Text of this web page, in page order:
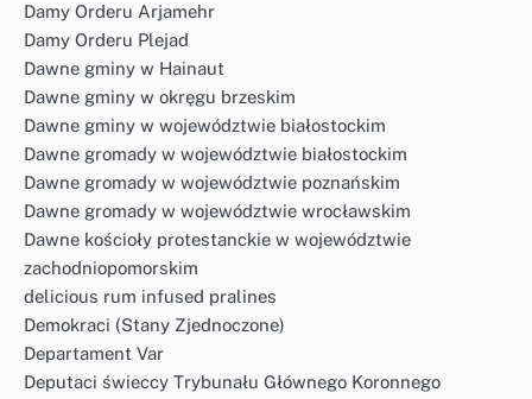
Damy Orderu Arjamehr
Damy Orderu Plejad
Dawne gminy w Hainaut
Dawne gminy w okręgu brzeskim
Dawne gminy w województwie białostockim
Dawne gromady w województwie białostockim
Dawne gromady w województwie poznańskim
Dawne gromady w województwie wrocławskim
Dawne kościoły protestanckie w województwie
zachodniopomorskim
delicious rum infused pralines
Demokraci (Stany Zjednoczone)
Departament Var
Deputaci świeccy Trybunału Głównego Koronnego